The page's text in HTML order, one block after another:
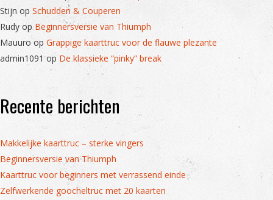
Stijn op Schudden & Couperen
Rudy opBeginnersversie van Thiumph
Mauuro op Grappige kaarttruc voor de flauwe plezante
admin1091op De klassieke “pinky” break
Recente berichten
Makkelijke kaarttruc – sterke vingers
Beginnersversie van Thiumph
Kaarttruc voor beginners met verrassend einde
Zelfwerkende goocheltruc met 20 kaarten